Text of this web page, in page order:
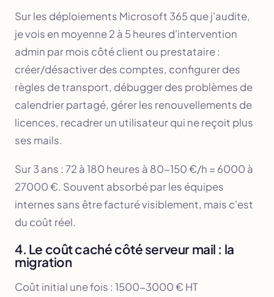
Sur les déploiements Microsoft 365 que j'audite,
je vois en moyenne 2 à 5 heures d'intervention
admin par mois côté client ou prestataire :
créer/désactiver des comptes, configurer des
règles de transport, débugger des problèmes de
calendrier partagé, gérer les renouvellements de
licences, recadrer un utilisateur qui ne reçoit plus
ses mails.
Sur 3 ans : 72 à 180 heures à 80-150 €/h = 6000 à
27000 €. Souvent absorbé par les équipes
internes sans être facturé visiblement, mais c'est
du coût réel.
4. Le coût caché côté serveur mail : la
migration
Coût initial une fois : 1500-3000 € HT